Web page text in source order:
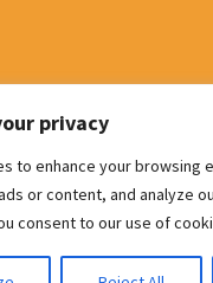
privacy
to enhance your browsing
or content, and analyze
consent to our use of